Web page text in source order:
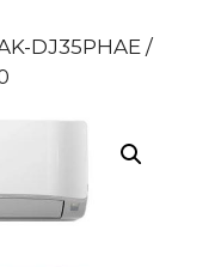
DJ35PHAE /